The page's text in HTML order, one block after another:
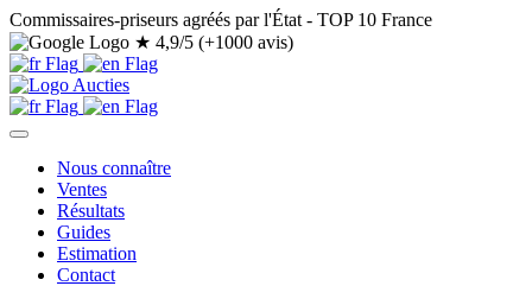
Commissaires-priseurs agréés par l'État - TOP 10 France
★ 4,9/5 (+1000 avis)
Nous connaître
Ventes
Résultats
Guides
Estimation
Contact